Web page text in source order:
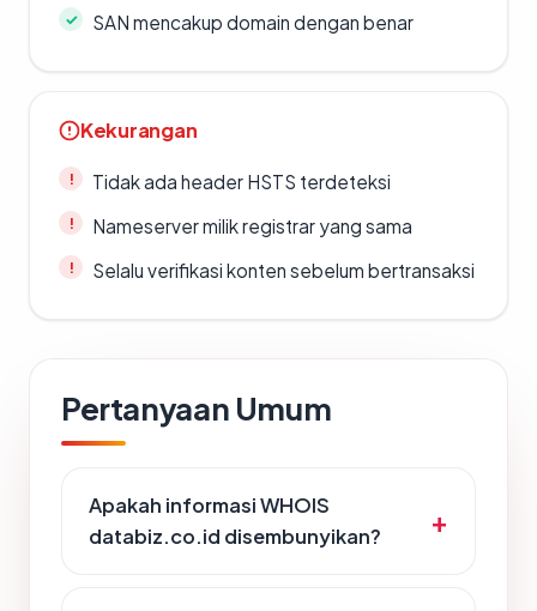
SAN mencakup domain dengan benar
Kekurangan
Tidak ada header HSTS terdeteksi
Nameserver milik registrar yang sama
Selalu verifikasi konten sebelum bertransaksi
Pertanyaan Umum
Apakah informasi WHOIS
databiz.co.id disembunyikan?